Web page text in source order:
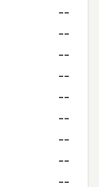
--
--
--
--
--
--
--
--
--